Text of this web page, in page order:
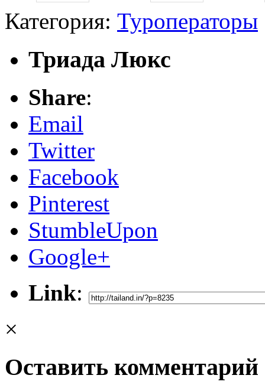
Категория: Туроператоры
Триада Люкс
Share:
Email
Twitter
Facebook
Pinterest
StumbleUpon
Google+
Link:
×
Оставить комментарий